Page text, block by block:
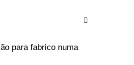
para fabrico numa